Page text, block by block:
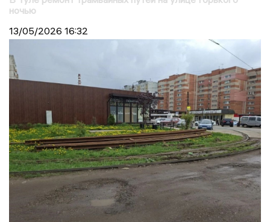
ночью
13/05/2026 16:32